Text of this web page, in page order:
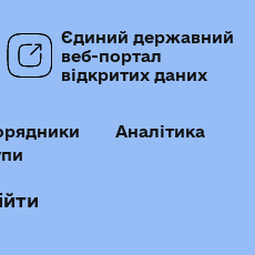
Єдиний державний
веб-портал
відкритих даних
Аналітика